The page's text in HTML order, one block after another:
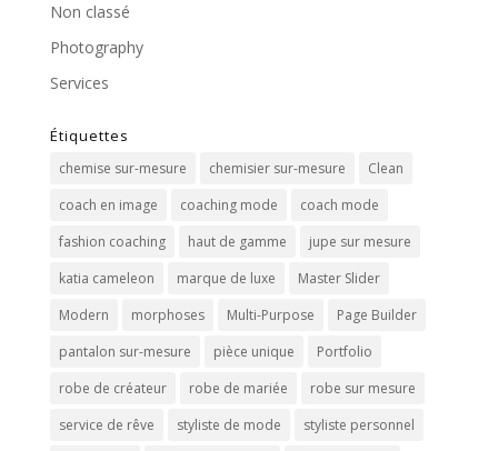
Non classé
Photography
Services
Étiquettes
chemise sur-mesure chemisier sur-mesure
Clean
coach en image
coaching mode
coach mode
fashion coaching
haut de gamme
jupe sur mesure
katia cameleon
marque de luxe
Master Slider
Modern
morphoses Multi-Purpose
Page Builder
pantalon sur-mesure
pièce unique
Portfolio
robe de créateur
robe de mariée
robe sur mesure
service de rêve
styliste de mode
styliste personnel